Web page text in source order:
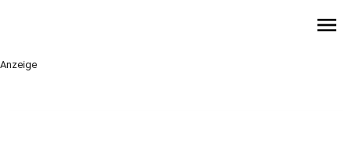
menu
Anzeige